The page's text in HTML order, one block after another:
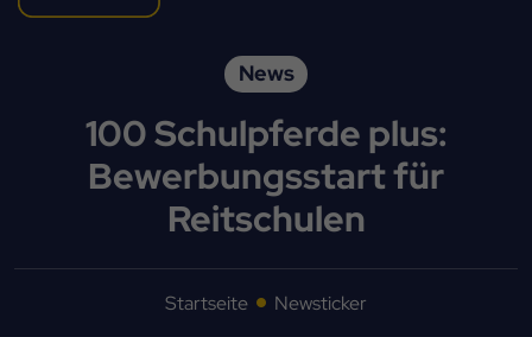
News
100 Schulpferde plus:
Bewerbungsstart für
Reitschulen
Startseite Newsticker